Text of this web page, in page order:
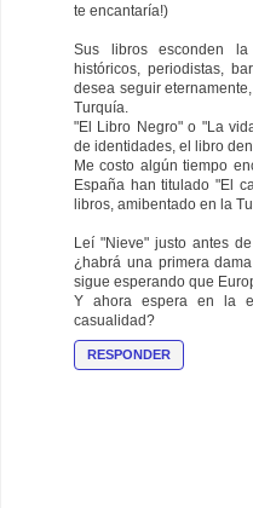
te encantaría!)
Sus libros esconden
históricos, periodistas,
desea seguir
Turquía.
"El Libro Negro" o "La
de identidades, el libro
Me costo algún tiempo
España han titulado "El
libros, amibentado en la
Leí "Nieve" justo antes
¿habrá una primera
sigue esperando que
Y ahora espera en la
casualidad?
RESPONDER